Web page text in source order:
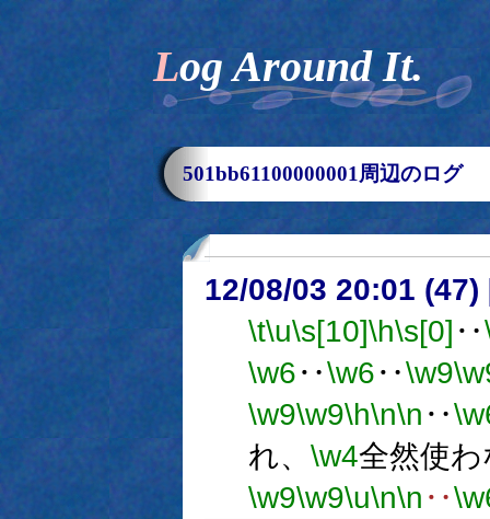
Log Around It.
501bb61100000001周辺のログ
12/08/03 20:01 (47)
\t\u\s[10]\h\s[0] ‥
\w6‥\w6‥\w9
\w9\w9\h\n\n ‥
れ、 \w4全然使
\w9\w9\u\n\n ‥